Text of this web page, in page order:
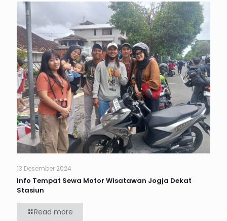
13 Desember 2024
Info Tempat Sewa Motor Wisatawan Jogja Dekat
Stasiun
Read more